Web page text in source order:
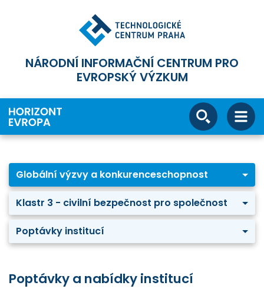
NÁRODNÍ INFORMAČNÍ CENTRUM PRO
EVROPSKÝ VÝZKUM
Globální výzvy a konkurenceschopnost
Klastr 3 - civilní bezpečnost pro společnost
Poptávky institucí
Poptávky a nabídky institucí